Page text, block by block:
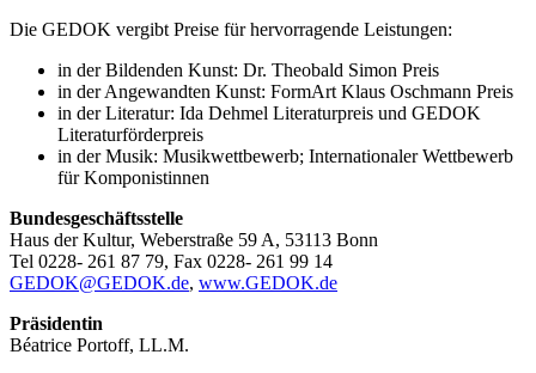
Die GEDOK vergibt Preise für hervorragende Leistungen:
in der Bildenden Kunst: Dr. Theobald Simon Preis
in der Angewandten Kunst: FormArt Klaus Oschmann Preis
in der Literatur: Ida Dehmel Literaturpreis und GEDOK
Literaturförderpreis
in der Musik: Musikwettbewerb; Internationaler Wettbewerb
für Komponistinnen
Bundesgeschäftsstelle
Haus der Kultur, Weberstraße 59 A, 53113 Bonn
Tel 0228- 261 87 79, Fax 0228- 261 99 14
GEDOK@GEDOK.de, www.GEDOK.de
Präsidentin
Béatrice Portoff, LL.M.